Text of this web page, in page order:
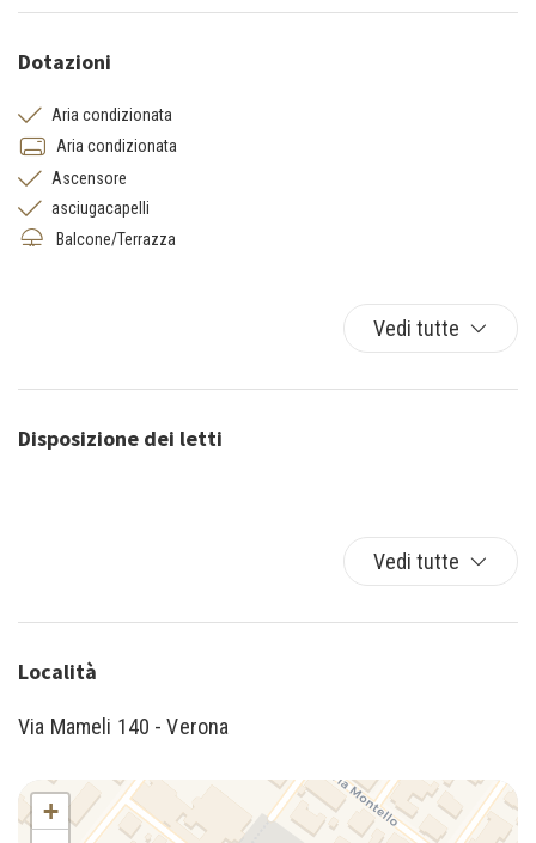
Dotazioni
Aria condizionata
Aria condizionata
Ascensore
asciugacapelli
Balcone/Terrazza
Forno
microonde
Parcheggio a pagamento su richiesta
TV
Vedi tutte
Disposizione dei letti
Vedi tutte
Località
Via Mameli 140 - Verona
+